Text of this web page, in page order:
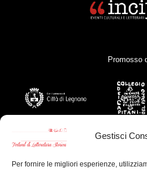
Gestisci
Per fornire le migliori esperienze,
Promosso